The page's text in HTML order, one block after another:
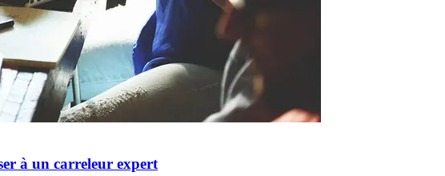
à un carreleur expert